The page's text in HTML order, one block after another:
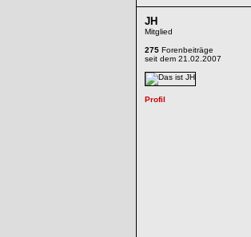
JH
Mitglied
275 Forenbeiträge
seit dem 21.02.2007